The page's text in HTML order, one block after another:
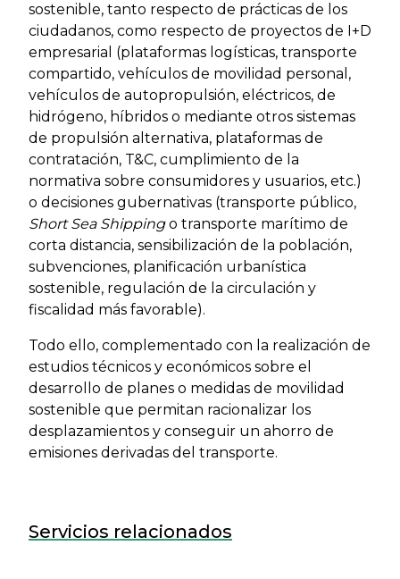
sostenible, tanto respecto de prácticas de los
ciudadanos, como respecto de proyectos de I+D
empresarial (plataformas logísticas, transporte
compartido, vehículos de movilidad personal,
vehículos de autopropulsión, eléctricos, de
hidrógeno, híbridos o mediante otros sistemas
de propulsión alternativa, plataformas de
contratación, T&C, cumplimiento de la
normativa sobre consumidores y usuarios, etc.)
o decisiones gubernativas (transporte público,
Short Sea Shippingo transporte marítimo de
corta distancia, sensibilización de la población,
subvenciones, planificación urbanística
sostenible, regulación de la circulación y
fiscalidad más favorable).
Todo ello, complementado con la realización de
estudios técnicos y económicos sobre el
desarrollo de planes o medidas de movilidad
sostenible que permitan racionalizar los
desplazamientos y conseguir un ahorro de
emisiones derivadas del transporte.
Servicios relacionados